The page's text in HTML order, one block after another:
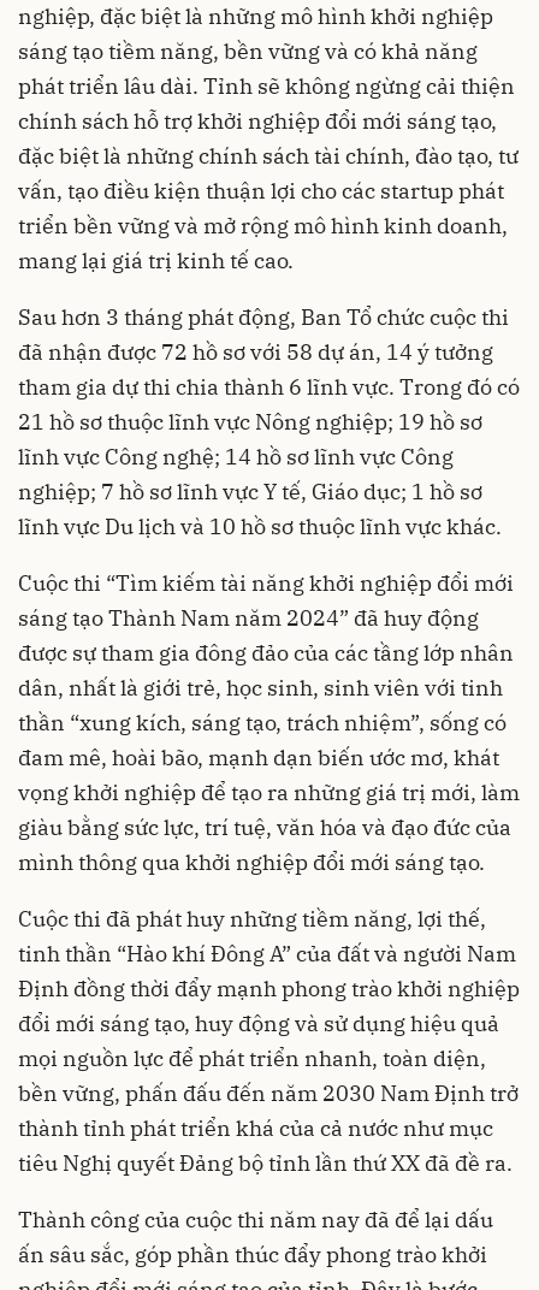
nghiệp, đặc biệt là những mô hình khởi nghiệp
sáng tạo tiềm năng, bền vững và có khả năng
phát triển lâu dài. Tỉnh sẽ không ngừng cải thiện
chính sách hỗ trợ khởi nghiệp đổi mới sáng tạo,
đặc biệt là những chính sách tài chính, đào tạo, tư
vấn, tạo điều kiện thuận lợi cho các startup phát
triển bền vững và mở rộng mô hình kinh doanh,
mang lại giá trị kinh tế cao.
Sau hơn 3 tháng phát động, Ban Tổ chức cuộc thi
đã nhận được 72 hồ sơ với 58 dự án, 14 ý tưởng
tham gia dự thi chia thành 6 lĩnh vực. Trong đó có
21 hồ sơ thuộc lĩnh vực Nông nghiệp; 19 hồ sơ
lĩnh vực Công nghệ; 14 hồ sơ lĩnh vực Công
nghiệp; 7 hồ sơ lĩnh vực Y tế, Giáo dục; 1 hồ sơ
lĩnh vực Du lịch và 10 hồ sơ thuộc lĩnh vực khác.
Cuộc thi “Tìm kiếm tài năng khởi nghiệp đổi mới
sáng tạo Thành Nam năm 2024” đã huy động
được sự tham gia đông đảo của các tầng lớp nhân
dân, nhất là giới trẻ, học sinh, sinh viên với tinh
thần “xung kích, sáng tạo, trách nhiệm”, sống có
đam mê, hoài bão, mạnh dạn biến ước mơ, khát
vọng khởi nghiệp để tạo ra những giá trị mới, làm
giàu bằng sức lực, trí tuệ, văn hóa và đạo đức của
mình thông qua khởi nghiệp đổi mới sáng tạo.
Cuộc thi đã phát huy những tiềm năng, lợi thế,
tinh thần “Hào khí Đông A” của đất và người Nam
Định đồng thời đẩy mạnh phong trào khởi nghiệp
đổi mới sáng tạo, huy động và sử dụng hiệu quả
mọi nguồn lực để phát triển nhanh, toàn diện,
bền vững, phấn đấu đến năm 2030 Nam Định trở
thành tỉnh phát triển khá của cả nước như mục
tiêu Nghị quyết Đảng bộ tỉnh lần thứ XX đã đề ra.
Thành công của cuộc thi năm nay đã để lại dấu
ấn sâu sắc, góp phần thúc đẩy phong trào khởi